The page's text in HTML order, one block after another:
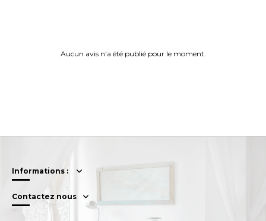
Aucun avis n'a été publié pour le moment.
Informations :
Contactez nous